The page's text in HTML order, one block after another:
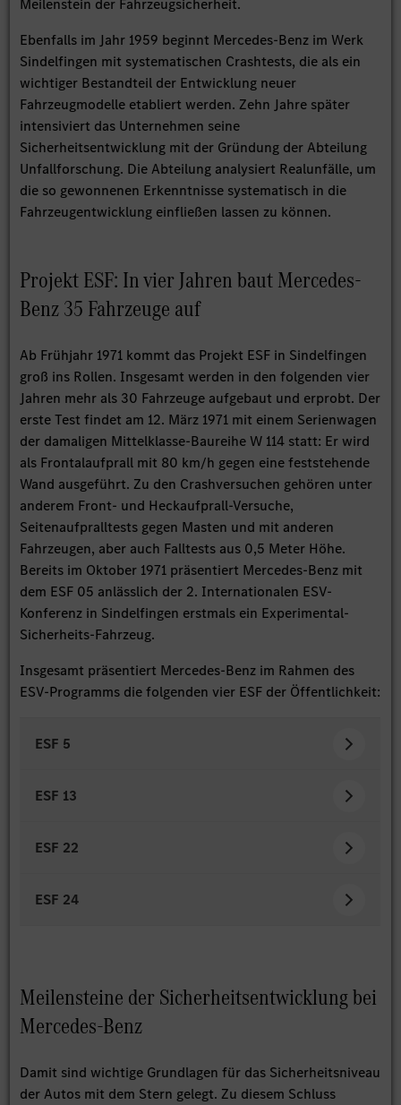
Meilenstein der Fahrzeugsicherheit.
Ebenfalls im Jahr 1959 beginnt Mercedes-Benz im Werk
Sindelfingen mit systematischen Crashtests, die als ein
wichtiger Bestandteil der Entwicklung neuer
Fahrzeugmodelle etabliert werden. Zehn Jahre später
intensiviert das Unternehmen seine
Sicherheitsentwicklung mit der Gründung der Abteilung
Unfallforschung. Die Abteilung analysiert Realunfälle, um
die so gewonnenen Erkenntnisse systematisch in die
Fahrzeugentwicklung einfließen lassen zu können.
Projekt ESF: In vier Jahren baut Mercedes-
Benz 35 Fahrzeuge auf
Ab Frühjahr 1971 kommt das Projekt ESF in Sindelfingen
groß ins Rollen. Insgesamt werden in den folgenden vier
Jahren mehr als 30 Fahrzeuge aufgebaut und erprobt. Der
erste Test findet am 12. März 1971 mit einem Serienwagen
der damaligen Mittelklasse-Baureihe W 114 statt: Er wird
als Frontalaufprall mit 80 km/h gegen eine feststehende
Wand ausgeführt. Zu den Crashversuchen gehören unter
anderem Front- und Heckaufprall-Versuche,
Seitenaufpralltests gegen Masten und mit anderen
Fahrzeugen, aber auch Falltests aus 0,5 Meter Höhe.
Bereits im Oktober 1971 präsentiert Mercedes-Benz mit
dem ESF 05 anlässlich der 2. Internationalen ESV-
Konferenz in Sindelfingen erstmals ein Experimental-
Sicherheits-Fahrzeug.
Insgesamt präsentiert Mercedes-Benz im Rahmen des
ESV-Programms die folgenden vier ESF der Öffentlichkeit:
ESF 5
ESF 13
ESF 22
ESF 24
Meilensteine der Sicherheitsentwicklung bei
Mercedes-Benz
Damit sind wichtige Grundlagen für das Sicherheitsniveau
der Autos mit dem Stern gelegt. Zu diesem Schluss